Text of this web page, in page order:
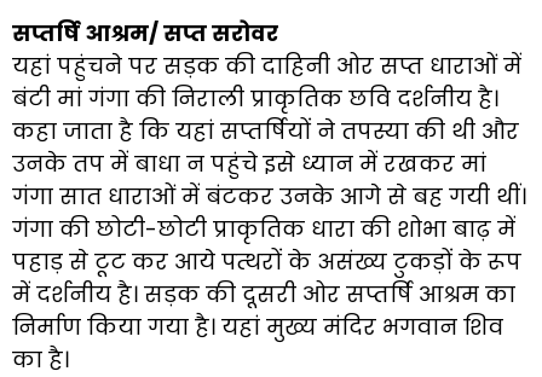
सप्तर्षि आश्रम/ सप्त सरोवर
यहां पहुंचने पर सड़क की दाहिनी ओर सप्त धाराओं में
बंटी मां गंगा की निराली प्राकृतिक छवि दर्शनीय है।
कहा जाता है कि यहां सप्तर्षियों ने तपस्या की थी और
उनके तप में बाधा न पहुंचे इसे ध्यान में रखकर मां
गंगा सात धाराओं में बंटकर उनके आगे से बह गयी थीं।
गंगा की छोटी-छोटी प्राकृतिक धारा की शोभा बाढ़ में
पहाड़ से टूट कर आये पत्थरों के असंख्य टुकड़ों के रूप
में दर्शनीय है। सड़क की दूसरी ओर सप्तर्षि आश्रम का
निर्माण किया गया है। यहां मुख्य मंदिर भगवान शिव
का है।